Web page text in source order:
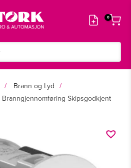
Brann og Lyd
Branngjennomføring Skipsgodkjent